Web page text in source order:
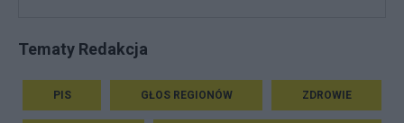
Tematy Redakcja
PIS GŁOS REGIONÓW ZDROWIE